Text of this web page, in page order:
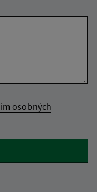
osobných